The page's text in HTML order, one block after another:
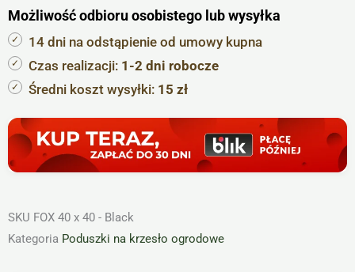
ławkę
ogrodową
FOX
40x40
Możliwość odbioru osobistego lub wysyłka
14 dni na odstąpienie od umowy kupna
Czas realizacji: 1-2 dni robocze
Średni koszt wysyłki: 15 zł
SKU FOX 40 x 40 - Black
Kategoria Poduszki na krzesło ogrodowe